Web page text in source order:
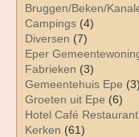
Bruggen/Beken/
Campings (4)
Diversen (7)
Eper
Fabrieken (3)
Gemeentehuis Epe (3)
Groeten uit Epe (6)
Hotel Café Restaurant
Kerken (61)